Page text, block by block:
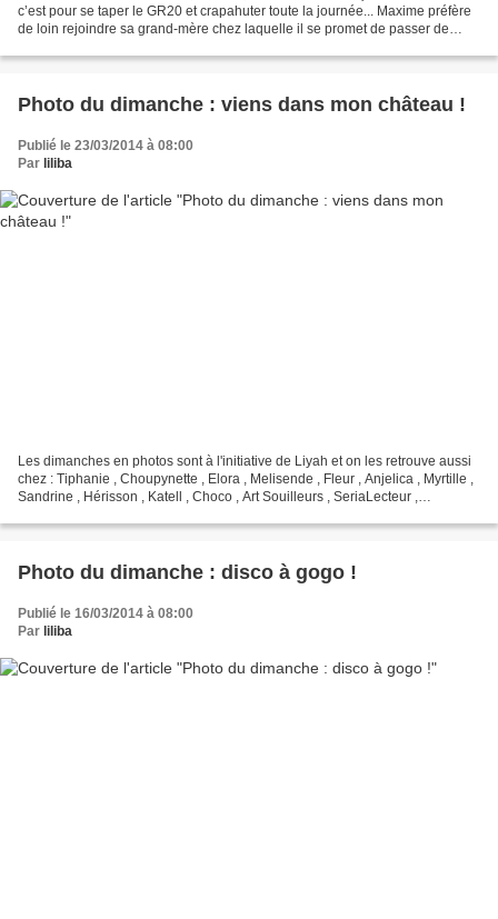
c’est pour se taper le GR20 et crapahuter toute la journée... Maxime préfère
de loin rejoindre sa grand-mère chez laquelle il se promet de passer de
Photo du dimanche : viens dans mon château !
Publié le 23/03/2014 à 08:00
Par liliba
Les dimanches en photos sont à l'initiative de Liyah et on les retrouve aussi
chez : Tiphanie , Choupynette , Elora , Melisende , Fleur , Anjelica , Myrtille ,
Sandrine , Hérisson , Katell , Choco , Art Souilleurs , SeriaLecteur ,
Photo du dimanche : disco à gogo !
Publié le 16/03/2014 à 08:00
Par liliba